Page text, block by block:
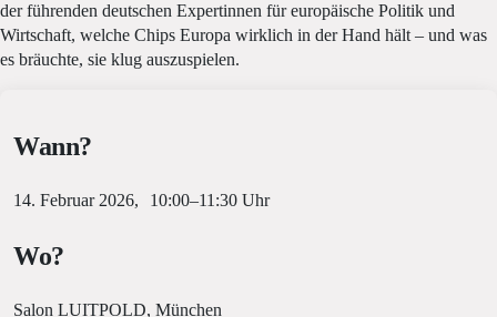
der führenden deutschen Expertinnen für europäische Politik und
Wirtschaft, welche Chips Europa wirklich in der Hand hält – und was
es bräuchte, sie klug auszuspielen.
Wann?
14. Februar 2026, 10:00–11:30 Uhr
Wo?
Salon LUITPOLD, München